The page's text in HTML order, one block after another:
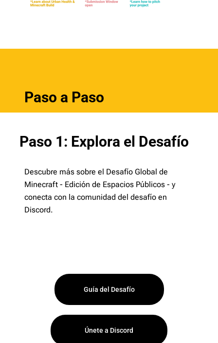
Paso a Paso
Paso 1: Explora el Desafío
Descubre más sobre el Desafío Global de
Minecraft - Edición de Espacios Públicos - y
conecta con la comunidad del desafío en
Discord.
Guía del Desafío
Únete a Discord